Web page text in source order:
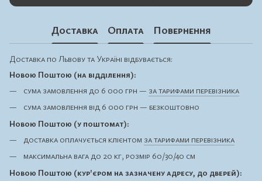
Доставка Оплата Повернення
Доставка по Львову та Україні відбувається:
Новою Поштою (на відділення):
сума замовлення до 6 000 грн — за тарифами перевізника
сума замовлення від 6 000 грн — безкоштовно
Новою Поштою (у поштомат):
доставка оплачується клієнтом за тарифами перевізника
максимальна вага до 20 кг, розмір 60/30/40 см
Новою Поштою (кур'єром на зазначену адресу, до дверей):